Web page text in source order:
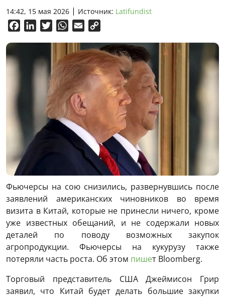
14:42, 15 мая 2026 Источник: Latifundist
FacebookLinkedInTwitterWhatsApp
Email
Фьючерсы на сою снизились, развернувшись после
заявлений американских чиновников во время
визита в Китай, которые не принесли ничего, кроме
уже известных обещаний, и не содержали новых
деталей по поводу возможных закупок
агропродукции. Фьючерсы на кукурузу также
потеряли часть роста. Об этом пишет Bloomberg.
Торговый представитель США Джеймисон Грир
заявил, что Китай будет делать большие закупки